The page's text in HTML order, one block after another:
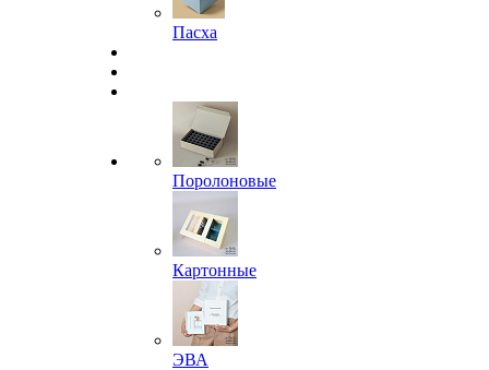
Пасха
Поролоновые
Картонные
ЭВА